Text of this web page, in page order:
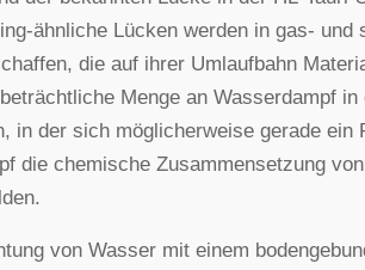
ähnliche Lücken werden in gas-
die auf ihrer Umlaufbahn
Menge an Wasserdampf
in der sich möglicherweise gerade
die chemische Zusammensetzung
von Wasser mit einem